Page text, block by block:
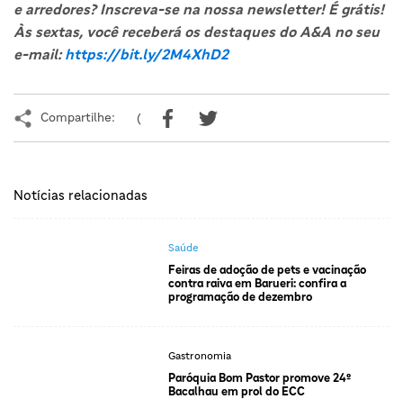
e arredores? Inscreva-se na nossa newsletter! É grátis!
Às sextas, você receberá os destaques do A&A no seu
e-mail:https://bit.ly/2M4XhD2
Compartilhe: (
Notícias relacionadas
Saúde
Feiras de adoção de pets e vacinação
contra raiva em Barueri: confira a
programação de dezembro
Gastronomia
Paróquia Bom Pastor promove 24º
Bacalhau em prol do ECC